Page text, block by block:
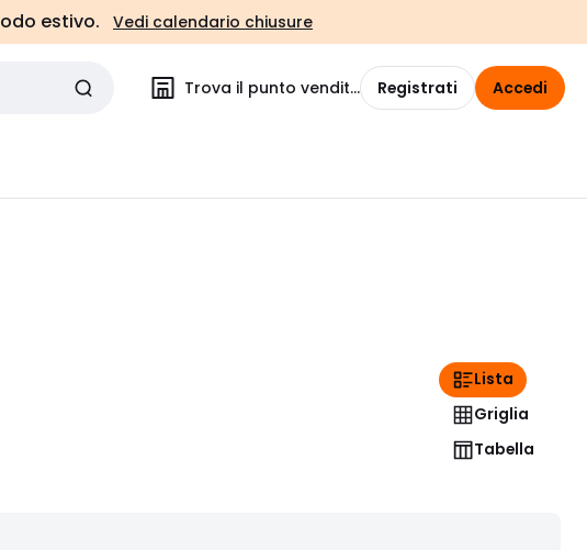
estivo. Vedi calendario chiusure
Trova il punto vendita Registrati Accedi
Lista
Griglia
Tabella